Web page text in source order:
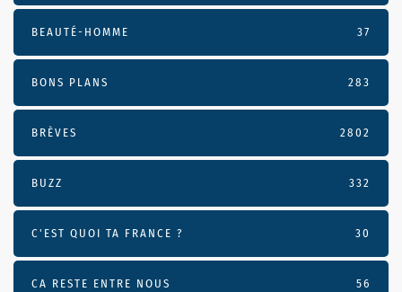
BEAUTÉ-HOMME 37
BONS PLANS 283
BRÈVES 2802
BUZZ 332
C'EST QUOI TA FRANCE ? 30
CA RESTE ENTRE NOUS 56